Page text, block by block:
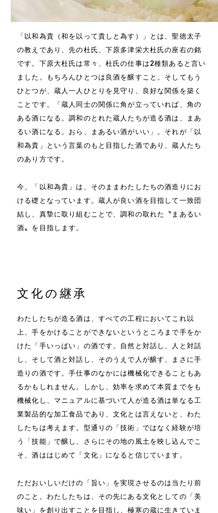
「以和為貴（和を以って貴しと為す）」とは、聖徳太子
の教えであり、先の杜氏、下原多津栄大杜氏の座右の銘
です。下原大杜氏は常々、杜氏の仕事は2種類あると言い
ました。もちろんひとつは良酒を醸すこと。そしてもう
ひとつが、蔵人一人ひとりを見守り、良好な関係を築く
ことです。「蔵人同士の関係に角が立っていれば、角の
ある酒になる。調和のとれた蔵人たちが造る酒は、まあ
るい酒になる。おら、まあるい酒がいい」。それが「以
和為貴」という言葉のもと目指した酒であり、蔵人たち
のあり方です。
今、「以和為貴」は、そのままわたしたちの酒造りにお
ける礎となっています。蔵人が良い酒を目指して一致団
結し、真摯に取り組むことで、調和の取れた〝まあるい
酒〟を目指します。
文化の継承
わたしたちが造る酒は、すべての工程においてこれ以
上、手をかけることができないというところまで手をか
けた「手いっぱい」の酒です。自然と対話し、人と対話
し、そして酒と対話し、そのうえで人が醸す、まさに手
造りの酒です。手仕事のなかには機械化できることもあ
るかもしれません。しかし、効率を求めて本質までをも
機械化し、マニュアルに基づいて人が造る酒は単なる工
業製品的な加工食品であり、文化とは言えないと、わた
したちは考えます。型通りの「技術」ではなく経験が培
う「技能」で醸し、さらにその地の風土を映し込んでこ
そ、酒ははじめて「文化」になると信じています。
ただおいしいだけの「旨い」を実現させるのは当たり前
のこと。わたしたちは、その先にある文化としての「美
味い」を創り出すことを目指し、極寒の蔵に生きていま